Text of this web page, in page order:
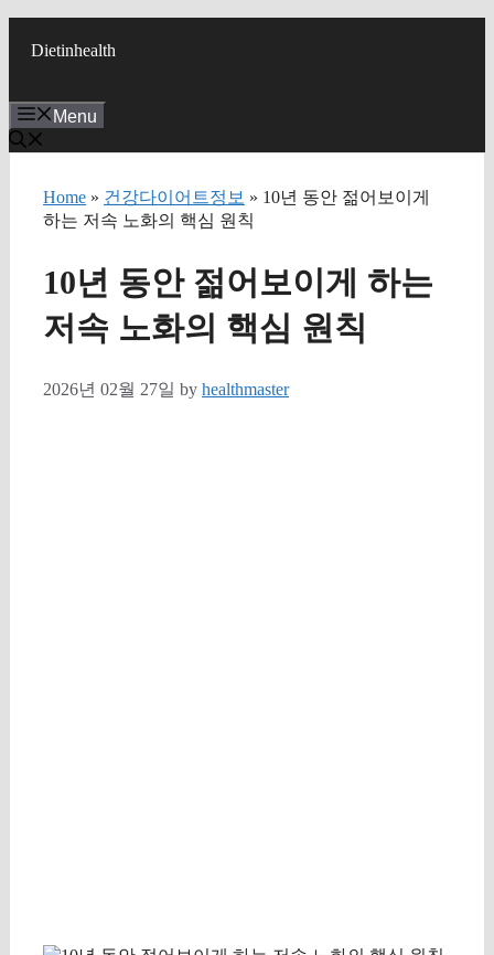
Dietinhealth
Menu
Home » 건강다이어트정보 » 10년 동안 젊어보이게
하는 저속 노화의 핵심 원칙
10년 동안 젊어보이게 하는
저속 노화의 핵심 원칙
2026년 02월 27일 by healthmaster